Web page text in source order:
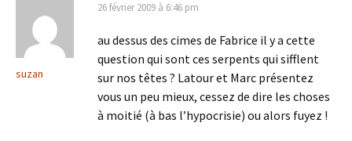
suzan
26 février 2009 à 6:46 pm
au dessus des cimes de Fabrice il y a cette
question qui sont ces serpents qui sifflent
sur nos têtes ? Latour et Marc présentez
vous un peu mieux, cessez de dire les choses
à moitié (à bas l’hypocrisie) ou alors fuyez !